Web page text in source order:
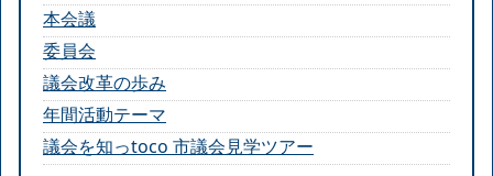
本会議
委員会
議会改革の歩み
年間活動テーマ
議会を知っtoco 市議会見学ツアー